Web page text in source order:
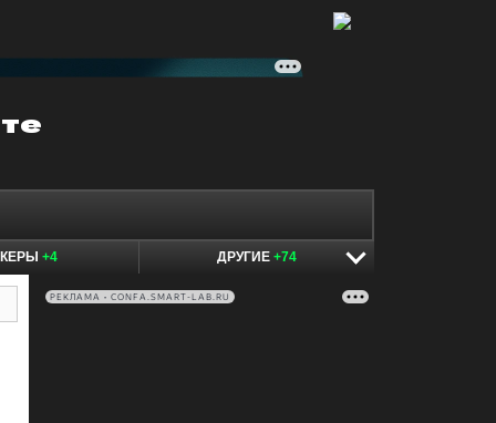
+4 ДРУГИЕ +74
РЕКЛАМА • CONFA.SMART-LAB.RU